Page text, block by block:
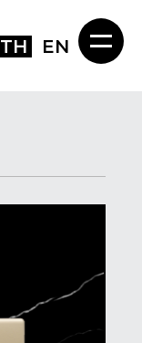
TH EN